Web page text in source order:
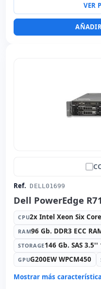
Peso: 23.00 Kg.
VER
Ref. DELL01699
Dell PowerEdge
CPU2x Intel Xeon Six
RAM96 Gb. DDR3 ECC
STORAGE146 Gb. SAS
GPUG200EW WPCM450
Mostrar más